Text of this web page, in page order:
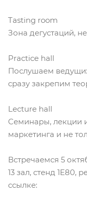
Tasting room
Зона дегустаций,
Practice hall
Послушаем
сразу закрепим
Lecture hall
Семинары, лекции
маркетинга и не
Встречаемся 5
13 зал, стенд 1Е80,
ссылке: